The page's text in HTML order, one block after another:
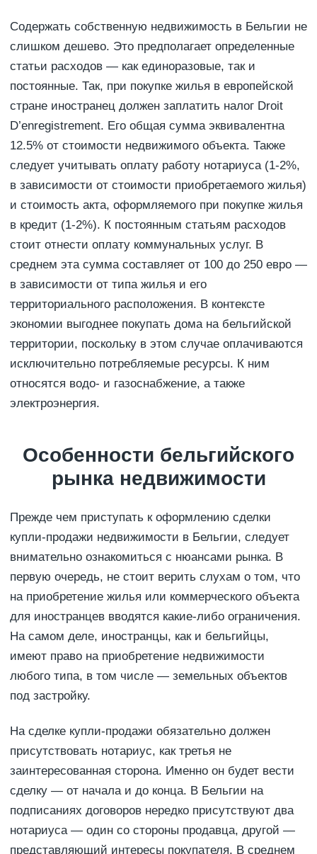
Содержать собственную недвижимость в Бельгии не
слишком дешево. Это предполагает определенные
статьи расходов — как единоразовые, так и
постоянные. Так, при покупке жилья в европейской
стране иностранец должен заплатить налог Droit
D’enregistrement. Его общая сумма эквивалентна
12.5% от стоимости недвижимого объекта. Также
следует учитывать оплату работу нотариуса (1-2%,
в зависимости от стоимости приобретаемого жилья)
и стоимость акта, оформляемого при покупке жилья
в кредит (1-2%). К постоянным статьям расходов
стоит отнести оплату коммунальных услуг. В
среднем эта сумма составляет от 100 до 250 евро —
в зависимости от типа жилья и его
территориального расположения. В контексте
экономии выгоднее покупать дома на бельгийской
территории, поскольку в этом случае оплачиваются
исключительно потребляемые ресурсы. К ним
относятся водо- и газоснабжение, а также
электроэнергия.
Особенности бельгийского
рынка недвижимости
Прежде чем приступать к оформлению сделки
купли-продажи недвижимости в Бельгии, следует
внимательно ознакомиться с нюансами рынка. В
первую очередь, не стоит верить слухам о том, что
на приобретение жилья или коммерческого объекта
для иностранцев вводятся какие-либо ограничения.
На самом деле, иностранцы, как и бельгийцы,
имеют право на приобретение недвижимости
любого типа, в том числе — земельных объектов
под застройку.
На сделке купли-продажи обязательно должен
присутствовать нотариус, как третья не
заинтересованная сторона. Именно он будет вести
сделку — от начала и до конца. В Бельгии на
подписаниях договоров нередко присутствуют два
нотариуса — один со стороны продавца, другой —
представляющий интересы покупателя. В среднем